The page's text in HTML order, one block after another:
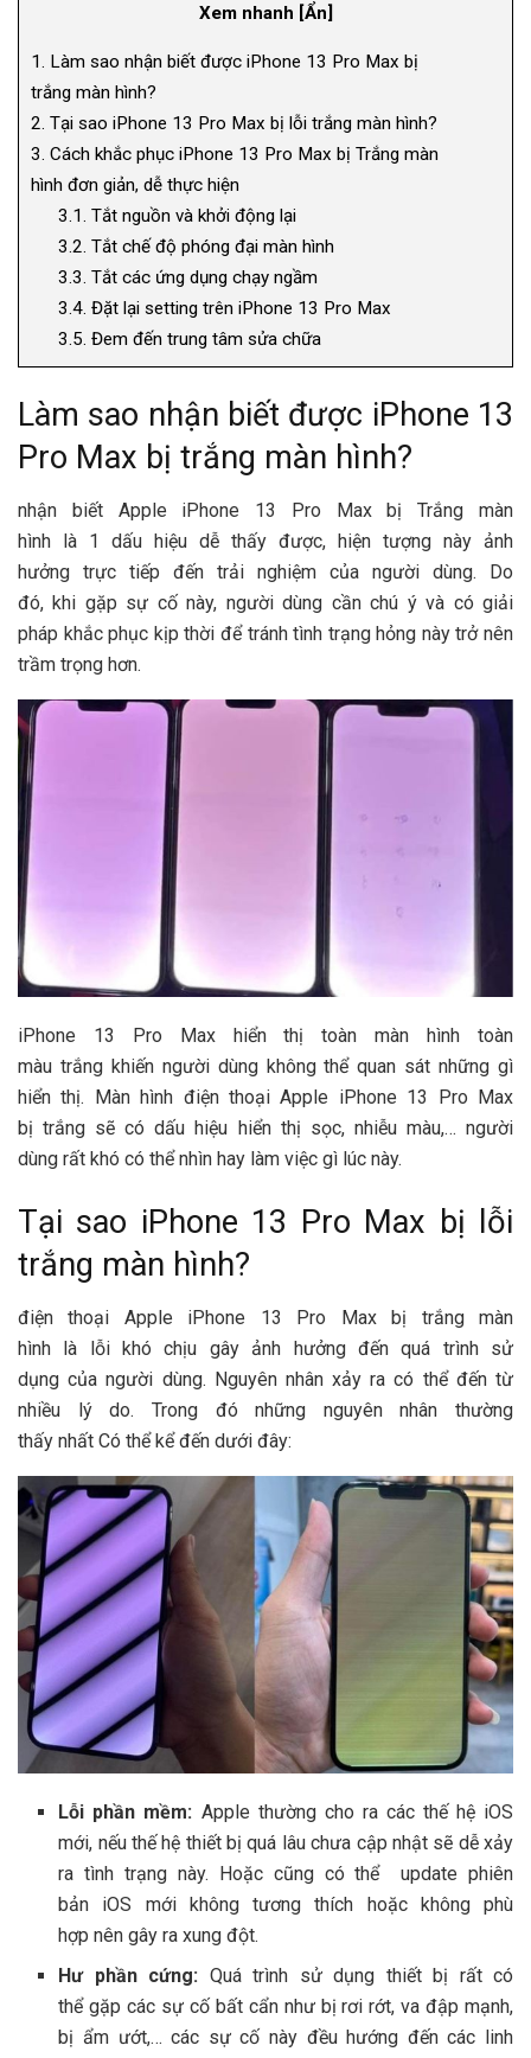
Xem nhanh [Ẩn]
1. Làm sao nhận biết được iPhone 13 Pro Max bị
trắng màn hình?
2. Tại sao iPhone 13 Pro Max bị lỗi trắng màn hình?
3. Cách khắc phục iPhone 13 Pro Max bị Trắng màn
hình đơn giản, dễ thực hiện
3.1. Tắt nguồn và khởi động lại
3.2. Tắt chế độ phóng đại màn hình
3.3. Tắt các ứng dụng chạy ngầm
3.4. Đặt lại setting trên iPhone 13 Pro Max
3.5. Đem đến trung tâm sửa chữa
Làm sao nhận biết được iPhone 13
Pro Max bị trắng màn hình?
nhận biết Apple iPhone 13 Pro Max bịTrắng
màn
hình là 1 dấu hiệu dễ thấy được, hiện tượng này ảnh
hưởng trực tiếp đến trải nghiệm của người dùng. Do
đó,khi gặp sự cố này, người dùng cần chú ývà cógiải
pháp khắc phục kịp thời để tránhtình trạng hỏng này trở nên
trầm trọng hơn.
iPhone 13 Pro Max hiển thị toànmàn hình toàn
màu trắng khiến người dùngkhông thể quan sátnhững gì
hiển thị. Màn hình điện thoại Apple iPhone 13 Pro Max
bị trắng sẽ có dấu hiệu hiển thị sọc, nhiễu màu,… người
dùng rất khó có thể nhìn hay làm việc gì lúc này.
Tại sao iPhone 13 Pro Max bị lỗi
trắng màn hình?
điện thoại Apple iPhone 13 Pro Max bị trắng màn
hình là lỗikhóchịu gây ảnh hưởngđến quá trình sử
dụng củangười dùng. Nguyên nhân xảy ra có thể đến từ
nhiều lý do. Trong đó những nguyên nhân thường
thấy nhất Có thểkể đến dưới đây:
Lỗi phần mềm: Apple thường cho ra các thế hệiOS
mới, nếuthế hệ thiết bị quá lâu chưa cập nhậtsẽ dễxảy
ratình trạng này. Hoặc cũng có thể update phiên
bản iOS mới không tương thích hoặc không phù
hợp nên gây ra xung đột.
Hưphần cứng: Quá trình sử dụng thiết bị rất có
thểgặpcác sự cố bất cẩn như bị rơi rớt, va đập mạnh,
bị ẩm ướt,…các sự cố này đềuhướng đến các linh